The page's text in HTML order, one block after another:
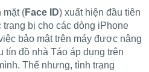
mặt (Face ID) xuất hiện đầu tiên
bị cho các dòng iPhone
bảo mật trên máy được nâng
đồ nhà Táo áp dụng trên
Thế nhưng, tình trạng